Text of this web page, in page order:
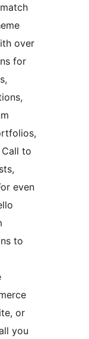
over
for
to
even
to
or
you